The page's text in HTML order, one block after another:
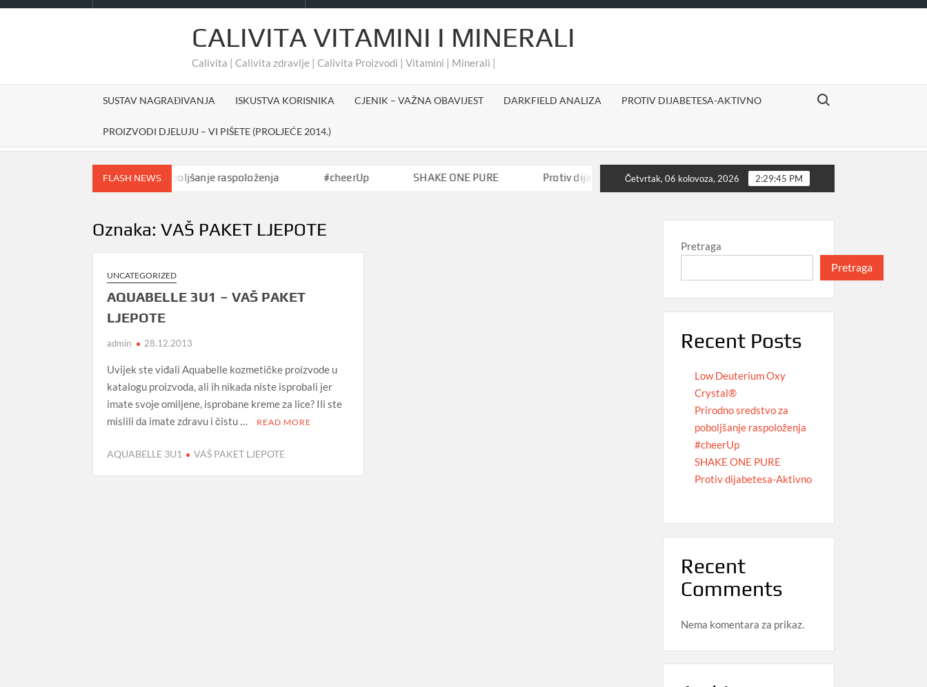
CALIVITA VITAMINI I MINERALI
Calivita | Calivita zdravlje | Calivita Proizvodi | Vitamini | Minerali |
SUSTAV NAGRAĐIVANJA ISKUSTVA KORISNIKA CJENIK – VAŽNA OBAVIJEST DARKFIELD ANALIZA PROTIV DIJABETESA-AKTIVNO
PROIZVODI DJELUJU – VI PIŠETE (PROLJEĆE 2014.)
Search for:
FLASH NEWS
Prirodno sredstvo za poboljšanje raspoloženja #cheerUp SHAKE ONE PURE Protiv dijabetesa-Aktivno Izvor sigurne i ugodne mirovine
Četvrtak, 06 kolovoza, 2026 2:29:45 PM
Oznaka:VAŠ PAKET LJEPOTE
UNCATEGORIZED
AQUABELLE 3U1 – VAŠ PAKET
LJEPOTE
admin 28.12.2013
Uvijek ste viđali Aquabelle kozmetičke proizvode u
katalogu proizvoda, ali ih nikada niste isprobali jer
imate svoje omiljene, isprobane kreme za lice? Ili ste
mislili da imate zdravu i čistu …
READ MORE
AQUABELLE 3U1 VAŠ PAKET LJEPOTE
Pretraga
Pretraga
Recent Posts
Low Deuterium Oxy
Crystal®
Prirodno sredstvo za
poboljšanje raspoloženja
#cheerUp
SHAKE ONE PURE
Protiv dijabetesa-Aktivno
Recent
Comments
Nema komentara za prikaz.